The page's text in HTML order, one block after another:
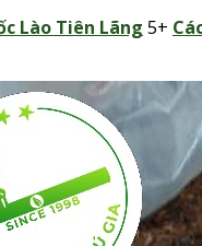
Lào Tiên Lãng 5+